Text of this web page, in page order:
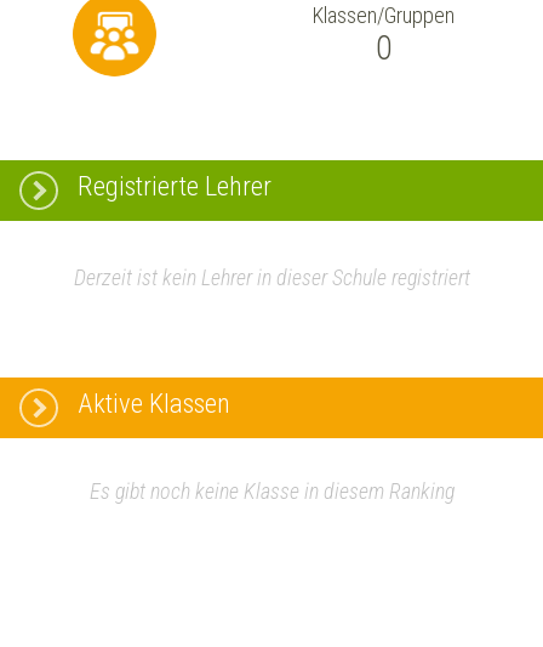
Klassen/Gruppen
0
Registrierte Lehrer
Derzeit ist kein Lehrer in dieser Schule registriert
Aktive Klassen
Es gibt noch keine Klasse in diesem Ranking